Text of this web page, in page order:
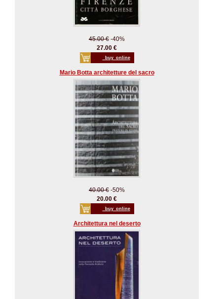
45.00 € -40%
27.00 €
_buy_online
Mario Botta architetture del sacro
40.00 € -50%
20.00 €
_buy_online
Architettura nel deserto